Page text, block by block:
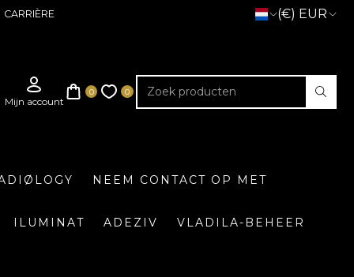
CARRIÈRE (€) EUR
NEEM CONTACT OP MET
ILUMINAT ADEZIV VLADILA-BEHEER